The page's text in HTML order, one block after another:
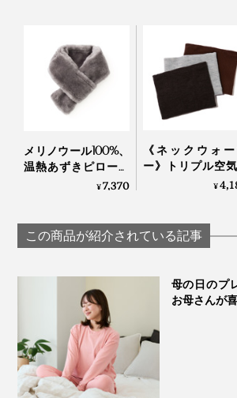
使い方は至ってシンプルです。
温熱パッドとして使うなら、500W
メリノウール100%、
温熱あずきピロー付
き「ボアマフラー」
¥7,370
《ネックウォ
ー》トリプル空気
で冷気をブロッ
寒がり屋さん
¥
この商品が紹介されている記事
母の日のプ
お母さんが